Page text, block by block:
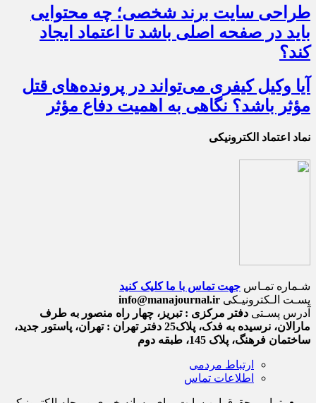
طراحی سایت برند شخصی؛ چه محتوایی
باید در صفحه اصلی باشد تا اعتماد ایجاد
کند؟
آیا وکیل کیفری می‌تواند در پرونده‌های قتل
مؤثر باشد؟ نگاهی به اهمیت دفاع مؤثر
نماد اعتماد الکترونیکی
شـماره تمـاس جهت تماس با ما کلیک کنید
پسـت الـکترونیـکی info@manajournal.ir
آدرس پسـتی دفتر مرکزی : تبریز، چهار راه منصور به طرف
مارالان، نرسیده به فدک، پلاک25 دفتر تهران : تهران، پاستور جدید،
ساختمان فرهنگ، پلاک 145، طبقه دوم
ارتباط مردمی
اطلاعات تماس